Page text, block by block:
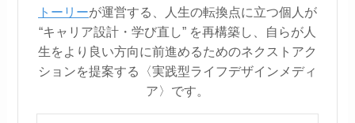
トーリーが運営する、人生の転換点に立つ個人が
“キャリア設計・学び直し” を再構築し、自らが人
生をより良い方向に前進めるためのネクストアク
ションを提案する〈実践型ライフデザインメディ
ア〉です。